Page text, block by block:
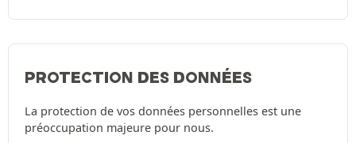
PROTECTION DES DONNÉES
La protection de vos données personnelles est une
préoccupation majeure pour nous.